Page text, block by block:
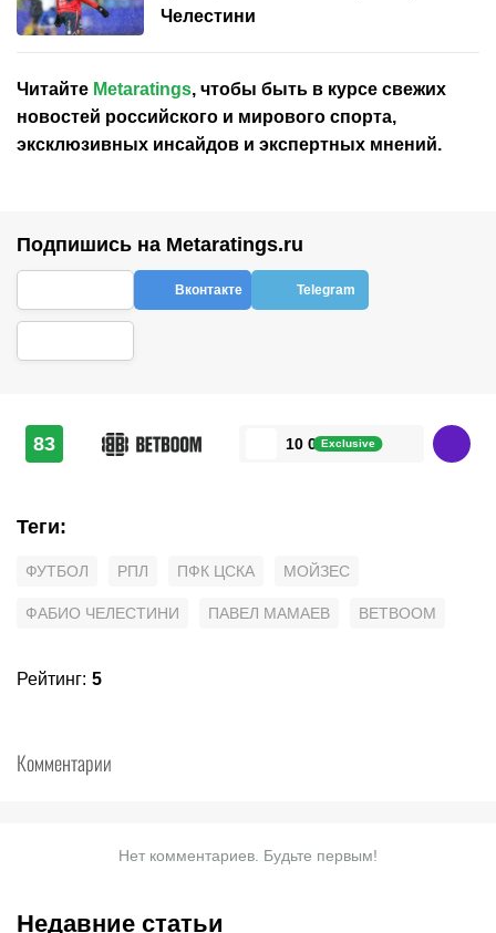
Челестини
Читайте Metaratings, чтобы быть в курсе свежих
новостей российского и мирового спорта,
эксклюзивных инсайдов и экспертных мнений.
Подпишись на Metaratings.ru
Вконтакте Telegram
83 10 000 ₽Exclusive
Теги:
ФУТБОЛ РПЛ ПФК ЦСКА МОЙЗЕС
ФАБИО ЧЕЛЕСТИНИ ПАВЕЛ МАМАЕВ BETBOOM
Рейтинг: 5
Комментарии
Нет комментариев. Будьте первым!
Недавние статьи